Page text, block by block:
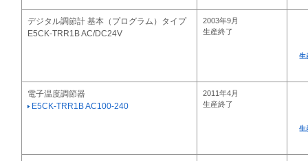
デジタル調節計 基本（プログラム）タイプ
E5CK-TRR1B AC/DC24V
2003年9月
生産終了
生
電子温度調節器
E5CK-TRR1B AC100-240
2011年4月
生産終了
生